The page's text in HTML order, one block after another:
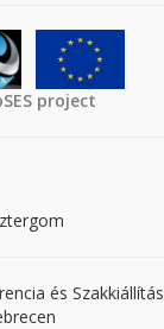
project
és Szakkiállítás